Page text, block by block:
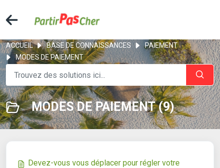
ACCUEIL BASE DE CONNAISSANCES
PAIEMENT
MODES DE PAIEMENT
MODES DE PAIEMENT (9)
Devez-vous vous déplacer pour régler votre